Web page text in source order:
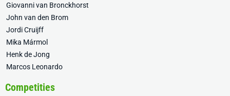
Giovanni van Bronckhorst
John van den Brom
Jordi Cruijff
Mika Mármol
Henk de Jong
Marcos Leonardo
Competities